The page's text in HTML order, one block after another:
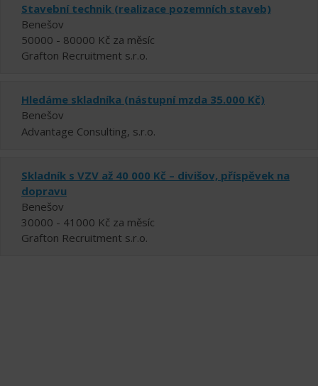
Stavební technik (realizace pozemních staveb)
Benešov
50000 - 80000 Kč za měsíc
Grafton Recruitment s.r.o.
Hledáme skladníka (nástupní mzda 35.000 Kč)
Benešov
Advantage Consulting, s.r.o.
Skladník s VZV až 40 000 Kč – divišov, příspěvek na
dopravu
Benešov
30000 - 41000 Kč za měsíc
Grafton Recruitment s.r.o.